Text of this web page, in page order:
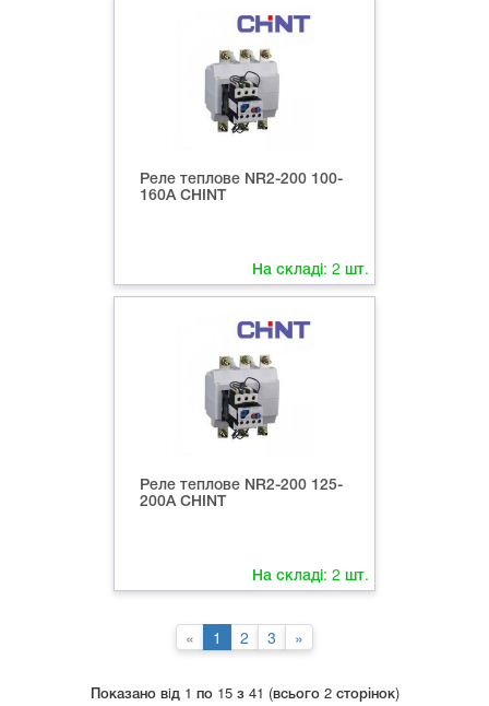
Реле теплове NR2-200 100-
160А CHINT
На складі: 2 шт.
Реле теплове NR2-200 125-
200А CHINT
На складі: 2 шт.
« 1 2 3 »
Показано вiд 1 по 15 з 41 (всього 2 сторінок)